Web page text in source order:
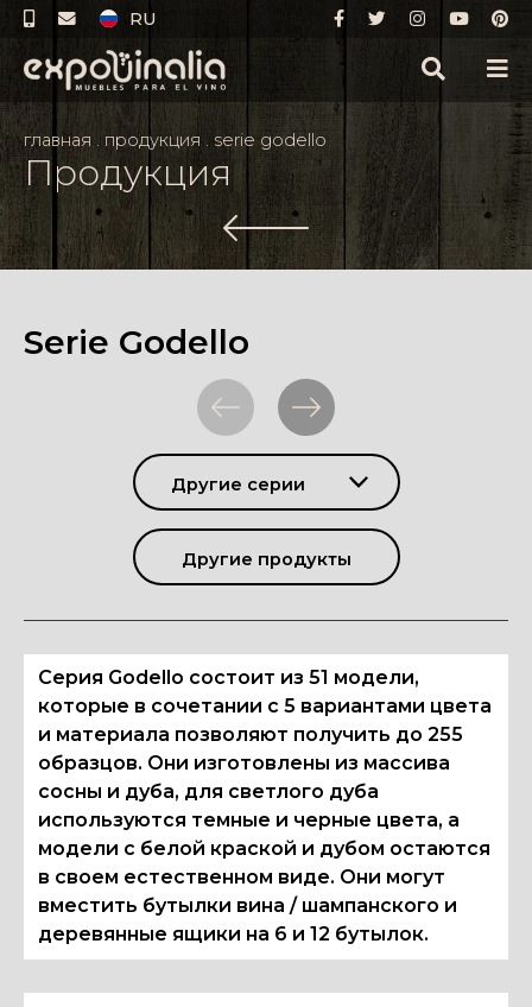
RU
главная . продукция . serie godello
Продукция
Serie Godello
Другие серии
Другие продукты
Серия Godello состоит из 51 модели,
которые в сочетании с 5 вариантами цвета
и материала позволяют получить до 255
образцов. Они изготовлены из массива
сосны и дуба, для светлого дуба
используются темные и черные цвета, а
модели с белой краской и дубом остаются
в своем естественном виде. Они могут
вместить бутылки вина / шампанского и
деревянные ящики на 6 и 12 бутылок.